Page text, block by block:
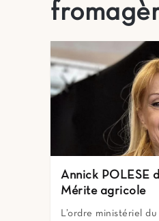
Annick POLESE
Mérite agricole
L’ordre ministériel